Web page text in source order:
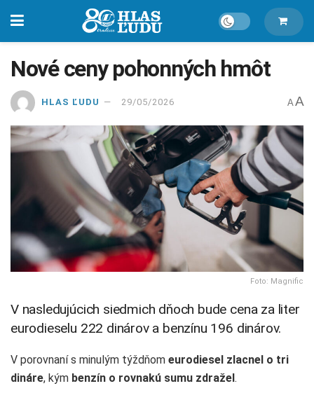
Nové ceny pohonných hmôt
HLAS ĽUDU 29/05/2026 A A
Foto: Magnific
V nasledujúcich siedmich dňoch bude cena za liter
eurodieselu 222 dinárov a benzínu 196 dinárov.
V porovnaní s minulým týždňom eurodiesel zlacnel o tri
dináre, kým benzín o rovnakú sumu zdražel.